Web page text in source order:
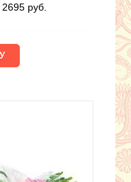
2695 руб.